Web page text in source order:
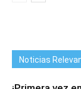
Noticias